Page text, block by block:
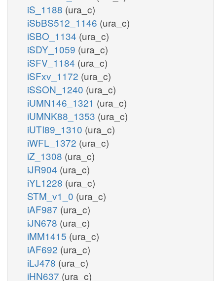
iS_1188 (ura_c)
iSbBS512_1146 (ura_c)
iSBO_1134 (ura_c)
iSDY_1059 (ura_c)
iSFV_1184 (ura_c)
iSFxv_1172 (ura_c)
iSSON_1240 (ura_c)
iUMN146_1321 (ura_c)
iUMNK88_1353 (ura_c)
iUTI89_1310 (ura_c)
iWFL_1372 (ura_c)
iZ_1308 (ura_c)
iJR904 (ura_c)
iYL1228 (ura_c)
STM_v1_0 (ura_c)
iAF987 (ura_c)
iJN678 (ura_c)
iMM1415 (ura_c)
iAF692 (ura_c)
iLJ478 (ura_c)
iHN637 (ura_c)